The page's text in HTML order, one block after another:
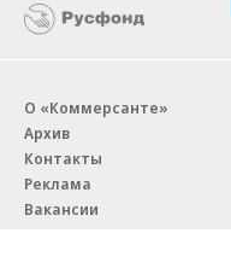
О «Коммерсанте»
Архив
Контакты
Реклама
Вакансии